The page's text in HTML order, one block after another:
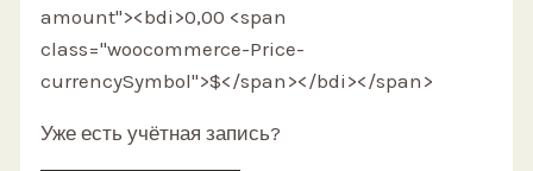
amount"><bdi>0,00 <span
class="woocommerce-Price-
currencySymbol">$</span></bdi></span>
Уже есть учётная запись?